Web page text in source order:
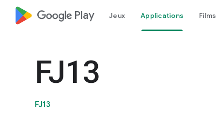
google_logo Play Jeux Applications
FJ13
FJ13